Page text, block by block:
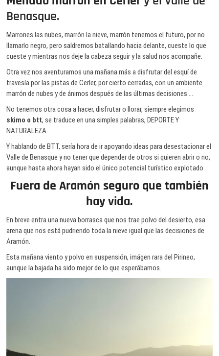
Benasque.
Marrones las nubes, marrón la nieve, marrón tenemos el futuro, por no
llamarlo negro, pero saldremos batallando hacia delante, cueste lo que
cueste y mientras nos deje la cabeza seguir y la salud nos acompañe.
Otra vez nos aventuramos una mañana más a disfrutar del esquí de
travesía por las pistas de Cerler, por cierto cerradas, con un ambiente
marrón de nubes y de ánimos después de las últimas decisiones …
No tenemos otra cosa a hacer, disfrutar o llorar, siempre elegimos
skimo o btt, se traduce en una simples palabras, DEPORTE Y
NATURALEZA.
Y hablando de BTT, sería hora de ir apoyando ideas para desestacionar el
Valle de Benasque y no tener que depender de otros si quieren abrir o no,
aunque hasta ahora hayan sido el único potencial turístico explotado.
Fuera de Aramón seguro que también
hay vida.
En breve entra una nueva borrasca que nos trae polvo del desierto, esa
arena que nos está pudriendo toda la nieve igual que las decisiones de
Aramón.
Esta mañana viento y polvo en suspensión, imágen rara del Pirineo,
aunque la bajada ha sido mejor de lo que esperábamos.